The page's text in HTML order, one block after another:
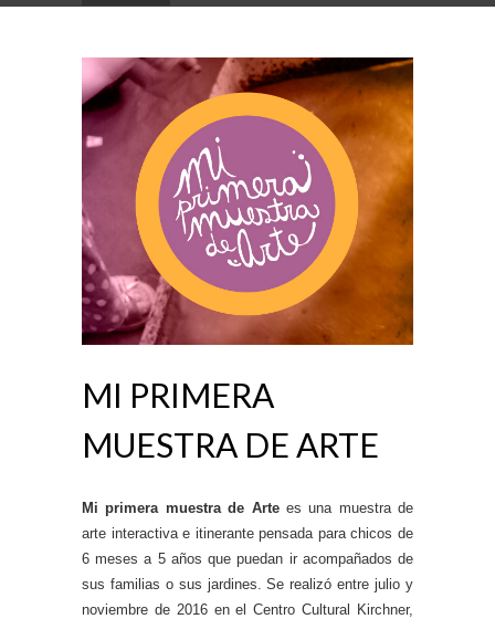
MI PRIMERA
MUESTRA DE ARTE
Mi primera muestra de Artees una muestra de
arte interactiva e itinerante pensada para chicos de
6 meses a 5 años que puedan ir acompañados de
sus familias o sus jardines. Se realizó entre julio y
noviembre de 2016 en el Centro Cultural Kirchner,